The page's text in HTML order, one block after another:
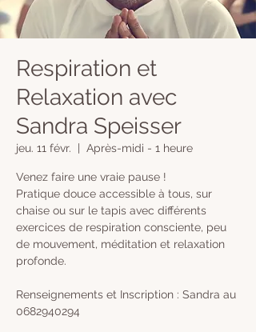
Respiration et
Relaxation avec
Sandra Speisser
jeu. 11 févr. Après-midi - 1 heure
Venez faire une vraie pause !
Pratique douce accessible à tous, sur
chaise ou sur le tapis avec différents
exercices de respiration consciente, peu
de mouvement, méditation et relaxation
profonde.
Renseignements et Inscription : Sandra au
0682940294